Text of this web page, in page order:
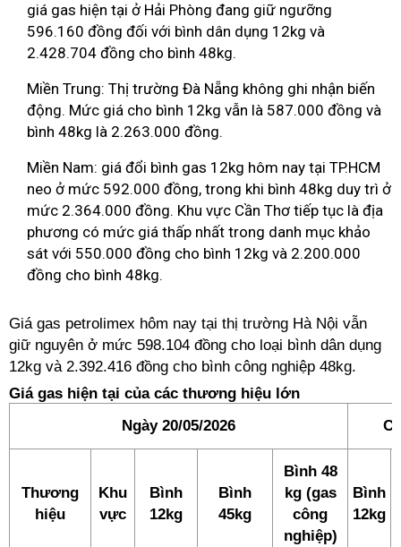
giá gas hiện tại ở Hải Phòng đang giữ ngưỡng
596.160 đồng đối với bình dân dụng 12kg và
2.428.704 đồng cho bình 48kg.
Miền Trung: Thị trường Đà Nẵng không ghi nhận biến
động. Mức giá cho bình 12kg vẫn là 587.000 đồng và
bình 48kg là 2.263.000 đồng.
Miền Nam: giá đổi bình gas 12kg hôm nay tại TP.HCM
neo ở mức 592.000 đồng, trong khi bình 48kg duy trì ở
mức 2.364.000 đồng. Khu vực Cần Thơ tiếp tục là địa
phương có mức giá thấp nhất trong danh mục khảo
sát với 550.000 đồng cho bình 12kg và 2.200.000
đồng cho bình 48kg.
Giá gas petrolimex hôm nay tại thị trường Hà Nội vẫn
giữ nguyên ở mức 598.104 đồng cho loại bình dân dụng
12kg và 2.392.416 đồng cho bình công nghiệp 48kg.
Giá gas hiện tại của các thương hiệu lớn
Ngày 20/05/2026
Thương
hiệu
Khu
vực
Bình
12kg
Bình
45kg
Bình 48
kg (gas
công
nghiệp)
Bình
12kg